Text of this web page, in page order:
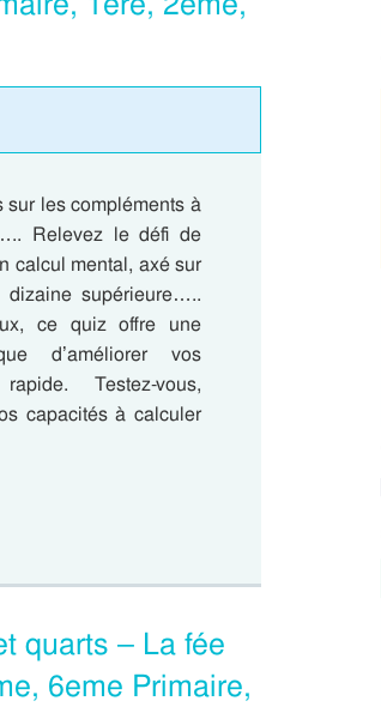
sur les compléments à
Relevez le défi de
calcul mental, axé sur
supérieure…..
ce quiz offre une
d’améliorer vos
Testez-vous,
capacités à calculer
quarts – La fée
6eme Primaire,